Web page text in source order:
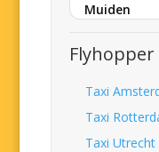
Muiden
Taxi
Taxi
Taxi